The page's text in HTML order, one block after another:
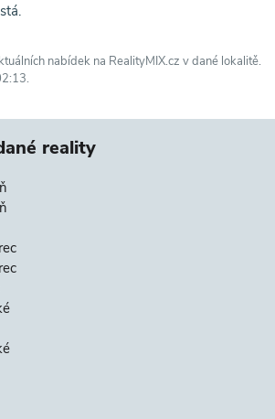
nabídek na RealityMIX.cz v dané lokalitě.
reality